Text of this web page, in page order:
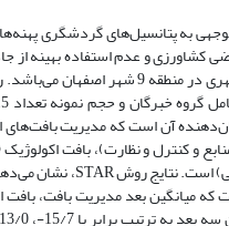
کشاورزی و عدم استفاده بهینه
آن است که مدیریت بافت‌های
و کنترل و نظارت)، بافت